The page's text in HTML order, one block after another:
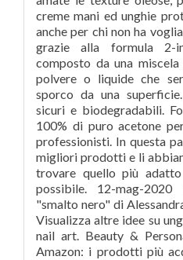
creme mani ed unghie
anche per chi non ha
grazie alla formula 2-
composto da una
polvere o liquide che
sporco da una
sicuri e biodegradabili.
100% di puro acetone
professionisti. In questa
migliori prodotti e li
trovare quello più
possibile. 12-mag-
"smalto nero" di
Visualizza altre idee su
nail art. Beauty &
Amazon: i prodotti più